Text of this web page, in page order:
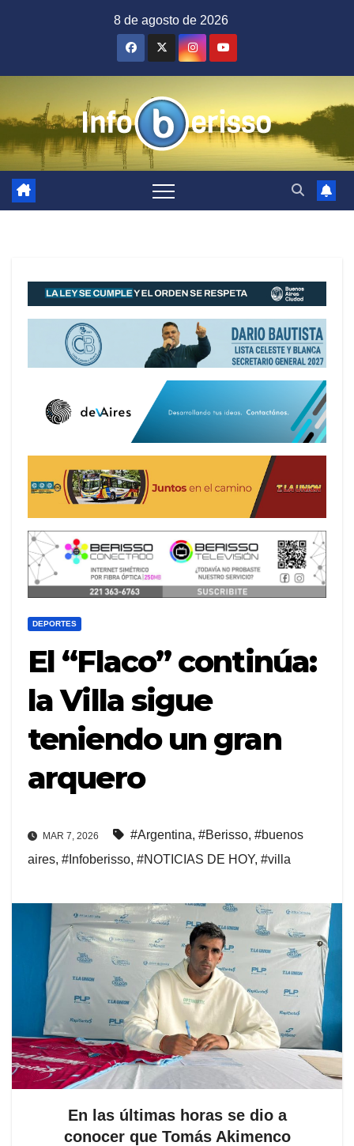
8 de agosto de 2026
DEPORTES
El “Flaco” continúa:
la Villa sigue
teniendo un gran
arquero
MAR 7, 2026 #Argentina, #Berisso, #buenos
aires, #Infoberisso, #NOTICIAS DE HOY, #villa
En las últimas horas se dio a
conocer que Tomás Akimenco